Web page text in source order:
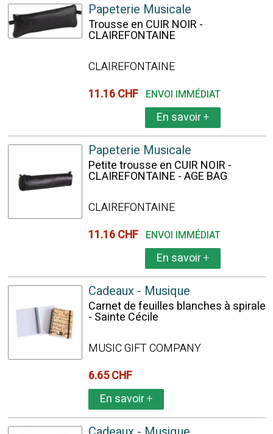
Papeterie Musicale
Trousse en CUIR NOIR -
CLAIREFONTAINE
CLAIREFONTAINE
11.16 CHF ENVOI IMMÉDIAT
En savoir+
Papeterie Musicale
Petite trousse en CUIR NOIR -
CLAIREFONTAINE - AGE BAG
CLAIREFONTAINE
11.16 CHF ENVOI IMMÉDIAT
En savoir+
Cadeaux - Musique
Carnet de feuilles blanches à spirale
- Sainte Cécile
MUSIC GIFT COMPANY
6.65 CHF
En savoir+